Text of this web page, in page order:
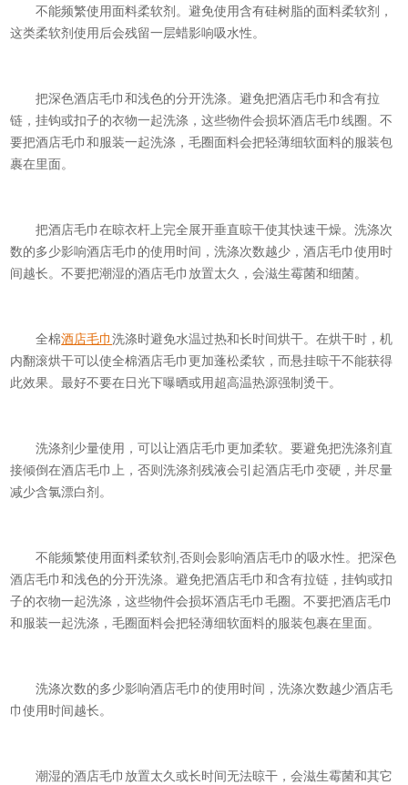
不能频繁使用面料柔软剂。避免使用含有硅树脂的面料柔软剂，
这类柔软剂使用后会残留一层蜡影响吸水性。
把深色酒店毛巾和浅色的分开洗涤。避免把酒店毛巾和含有拉
链，挂钩或扣子的衣物一起洗涤，这些物件会损坏酒店毛巾线圈。不
要把酒店毛巾和服装一起洗涤，毛圈面料会把轻薄细软面料的服装包
裹在里面。
把酒店毛巾在晾衣杆上完全展开垂直晾干使其快速干燥。洗涤次
数的多少影响酒店毛巾的使用时间，洗涤次数越少，酒店毛巾使用时
间越长。不要把潮湿的酒店毛巾放置太久，会滋生霉菌和细菌。
全棉酒店毛巾洗涤时避免水温过热和长时间烘干。在烘干时，机
内翻滚烘干可以使全棉酒店毛巾更加蓬松柔软，而悬挂晾干不能获得
此效果。最好不要在日光下曝晒或用超高温热源强制烫干。
洗涤剂少量使用，可以让酒店毛巾更加柔软。要避免把洗涤剂直
接倾倒在酒店毛巾上，否则洗涤剂残液会引起酒店毛巾变硬，并尽量
减少含氯漂白剂。
不能频繁使用面料柔软剂,否则会影响酒店毛巾的吸水性。把深色
酒店毛巾和浅色的分开洗涤。避免把酒店毛巾和含有拉链，挂钩或扣
子的衣物一起洗涤，这些物件会损坏酒店毛巾毛圈。不要把酒店毛巾
和服装一起洗涤，毛圈面料会把轻薄细软面料的服装包裹在里面。
洗涤次数的多少影响酒店毛巾的使用时间，洗涤次数越少酒店毛
巾使用时间越长。
潮湿的酒店毛巾放置太久或长时间无法晾干，会滋生霉菌和其它